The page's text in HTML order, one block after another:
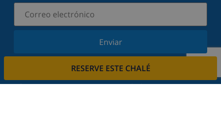
RESERVE ESTE CHALÉ
Enviar
Suscríbase a nuestro boletín y manténgase
ofertas. Respetamos su privacidad.